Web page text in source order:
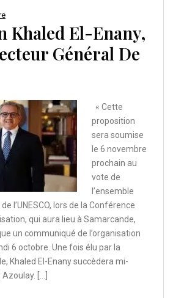
Khaled El-Enany,
Général De
« Cette
proposition
sera soumise
le 6 novembre
prochain au
vote de
l’ensemble
l’UNESCO, lors de la Conférence
qui aura lieu à Samarcande,
un communiqué de l’organisation
6 octobre. Une fois élu par la
Khaled El-Enany succèdera mi-
[…]